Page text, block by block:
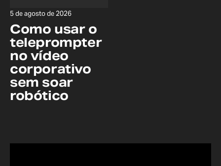
Como usar o
teleprompter
no vídeo
corporativo
sem soar
robótico
5 de agosto de 2026